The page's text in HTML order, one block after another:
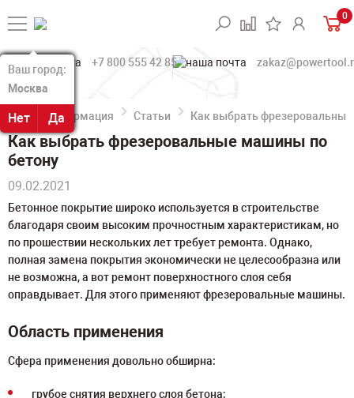
Ваш город:
Москва
Нет Да
Ваш город:
Москва
Нет Да
0
+7 800 555 42 85
Информация Статьи Как выбрать
Как выбрать фрезеровальные машины по
бетону
09.02.2021
Бетонное покрытие широко используется в строительстве
благодаря своим высоким прочностным характеристикам, но
по прошествии нескольких лет требует ремонта. Однако,
полная замена покрытия экономически не целесообразна или
не возможна, а вот ремонт поверхностного слоя себя
оправдывает. Для этого применяют фрезеровальные машины.
Область применения
Сфера применения довольно обширна:
грубое снятия верхнего слоя бетона;